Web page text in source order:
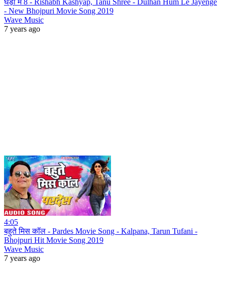
घड़ी में 8 - Rishabh Kashyap, Tanu Shree - Dulhan Hum Le Jayenge
- New Bhojpuri Movie Song 2019
Wave Music
7 years ago
4:05
बहुते मिस कॉल - Pardes Movie Song - Kalpana, Tarun Tufani -
Bhojpuri Hit Movie Song 2019
Wave Music
7 years ago